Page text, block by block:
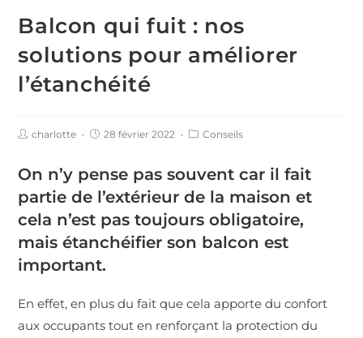
Balcon qui fuit : nos
solutions pour améliorer
l’étanchéité
charlotte 28 février 2022 Conseils
On n’y pense pas souvent car il fait
partie de l’extérieur de la maison et
cela n’est pas toujours obligatoire,
mais étanchéifier son balcon est
important.
En effet, en plus du fait que cela apporte du confort
aux occupants tout en renforçant la protection du